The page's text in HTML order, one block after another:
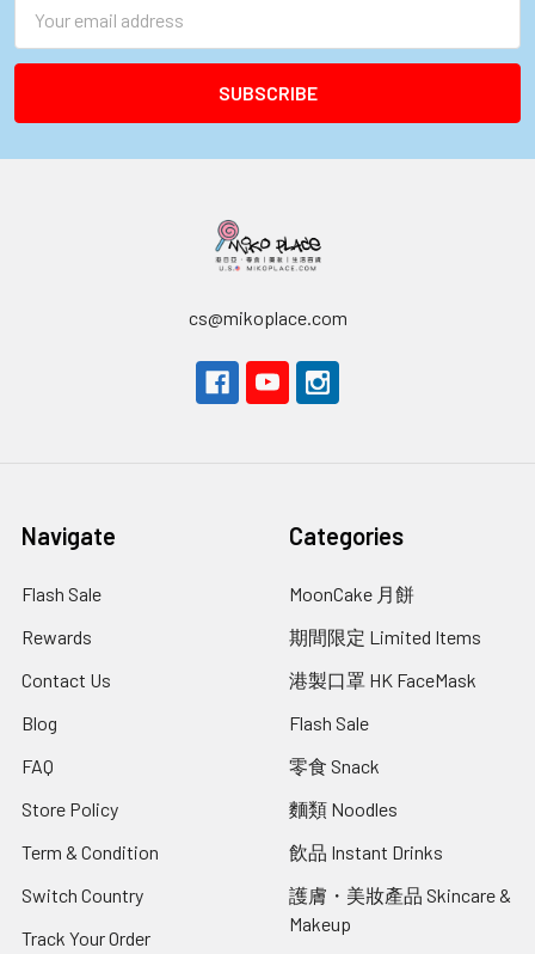
Address
cs@mikoplace.com
Navigate
Flash Sale
Rewards
Contact Us
Blog
FAQ
Store Policy
Term & Condition
Switch Country
Track Your Order
Categories
MoonCake 月餅
期間限定 Limited Items
港製口罩 HK FaceMask
Flash Sale
零食 Snack
麵類 Noodles
飲品 Instant Drinks
護膚・美妝產品 Skincare &
Makeup